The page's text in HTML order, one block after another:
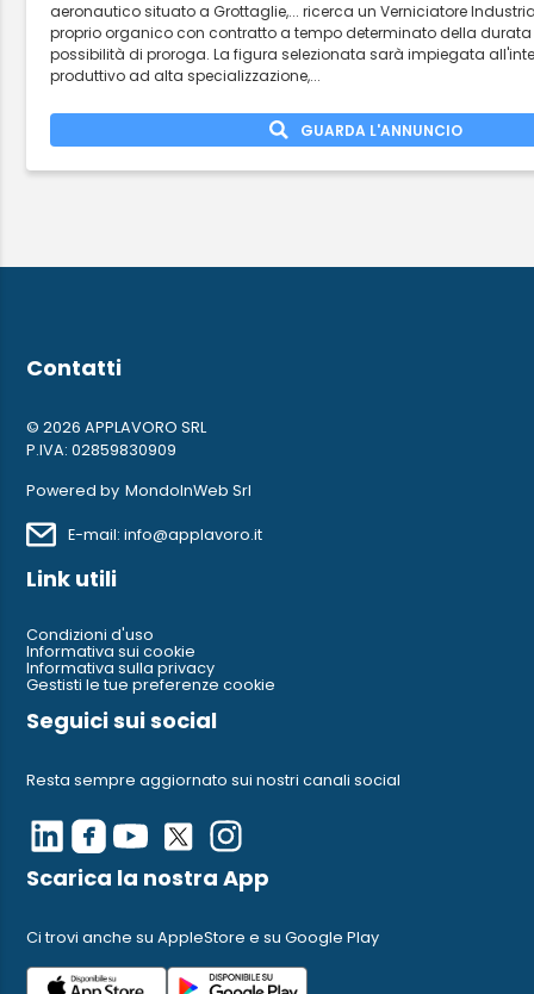
aeronautico situato a Grottaglie,... ricerca un Verniciatore
proprio organico con contratto a tempo determinato della durata
possibilità di proroga. La figura selezionata sarà impiegata
produttivo ad alta specializzazione,...
GUARDA L'ANNUNCIO
Contatti
© 2026 APPLAVORO SRL
P.IVA: 02859830909
Powered by MondoInWeb Srl
E-mail: info@applavoro.it
Link utili
Condizioni d'uso
Informativa sui cookie
Informativa sulla privacy
Gestisti le tue preferenze cookie
Seguici sui social
Resta sempre aggiornato sui nostri canali social
Scarica la nostra App
Ci trovi anche su AppleStore e su Google Play